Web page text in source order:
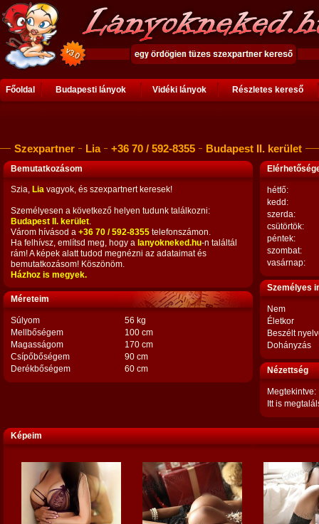
Főoldal Budapesti lányok Vidéki lányok Részletes kereső
Szexpartner Lia +36 70 / 592-8355 Budapest II. kerület
Bemutatkozásom
Szia, Lia vagyok, és szexpartnert keresek!
Személyesen a következő helyen tudunk találkozni:
Budapest II. kerület.
Várom hívásod a +36 70 / 592-8355 telefonszámon.
Ha felhívsz, említsd meg, hogy a lanyokneked.hu-n találtál
rám! A képek alatt tudod megnézni az adataimat és
bemutatkozásom! Köszönöm.
Házhoz is megyek.
Méreteim
Súlyom
56 kg
Mellbőségem
100 cm
Magasságom
170 cm
Csípőbőségem
90 cm
Derékbőségem
60 cm
hétfő:
kedd:
szerda:
csütörtök:
péntek:
szombat:
vasárnap:
Személyes
Nem
Életkor
Beszélt
Dohányzás
Nézettség
Megtekintve:
Itt is
Képeim